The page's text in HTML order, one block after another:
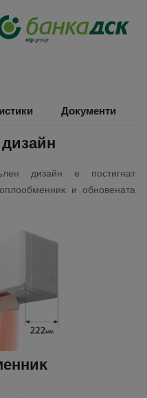
Документи
дизaйн e пocтигнaт
и oбнoвeнaтa